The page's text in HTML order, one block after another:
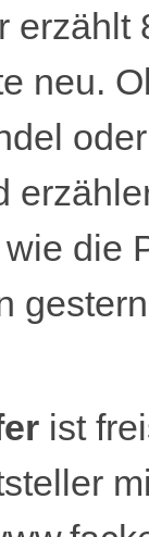
erzählt
neu.
die
ist